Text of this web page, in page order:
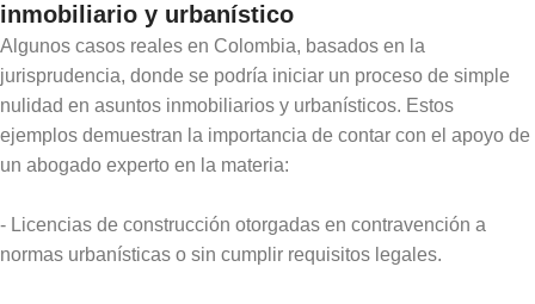
inmobiliario y urbanístico
Algunos casos reales en Colombia, basados en la
jurisprudencia, donde se podría iniciar un proceso de simple
nulidad en asuntos inmobiliarios y urbanísticos. Estos
ejemplos demuestran la importancia de contar con el apoyo de
un abogado experto en la materia:
- Licencias de construcción otorgadas en contravención a
normas urbanísticas o sin cumplir requisitos legales.